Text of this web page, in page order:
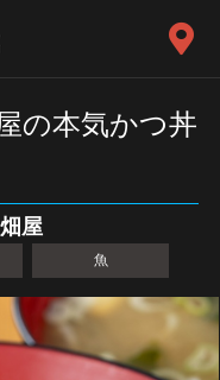
の本気かつ丼
屋
魚